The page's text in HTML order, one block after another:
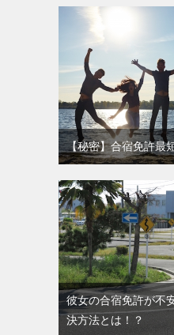
【秘密】合宿免許最
彼女の合宿免許が不
決方法とは！？